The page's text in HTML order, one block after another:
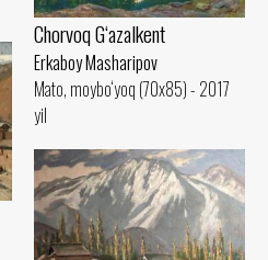
Chorvoq G‘azalkent
Erkaboy Masharipov
Mato, moybo‘yoq (70x85) - 2017
yil